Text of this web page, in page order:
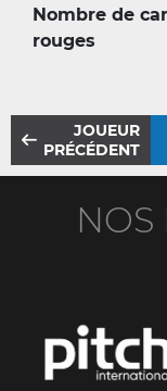
Nombre de
rouges
JOUEUR
PRÉCÉDENT
NOS